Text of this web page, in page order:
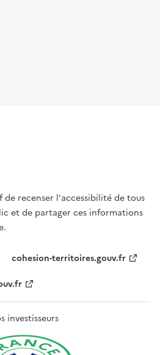
recenser l'accessibilité de tous
et de partager ces informations
cohesion-territoires.gouv.fr
investisseurs